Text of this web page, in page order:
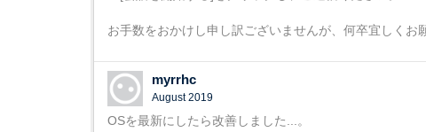
お手数をおかけし申し訳ございませんが、何卒宜しくお
myrrhc
August 2019
OSを最新にしたら改善しました...。